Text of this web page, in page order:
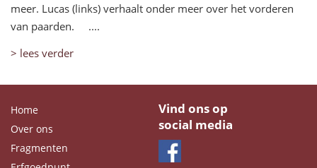
meer. Lucas (links) verhaalt onder meer over het vorderen
van paarden. ....
> lees verder
Home
Over ons
Fragmenten
Vind ons op
social media